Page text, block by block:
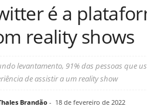
é a
reality shows
levantamento, 91% das pessoas que
de assistir a um reality show
Brandão- 18 de fevereiro de 2022